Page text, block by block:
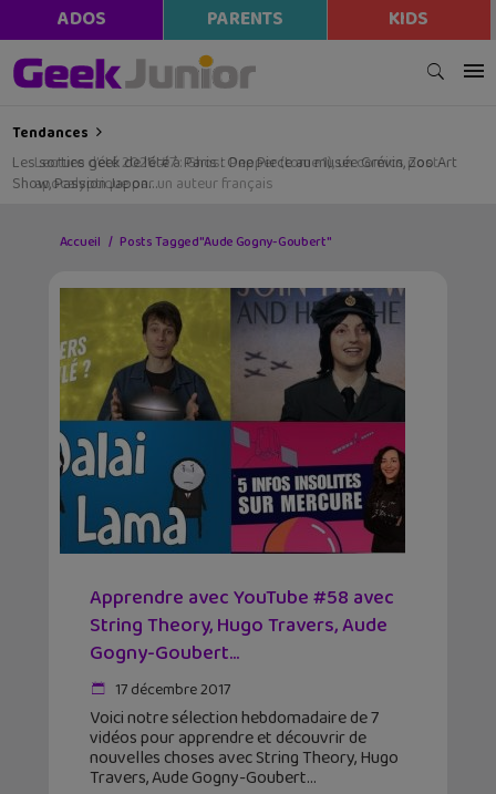
ADOS PARENTS KIDS
Tendances
Les sorties geek de l’été à Paris : One Piece au musée Grévin, Zoo Art
Show, Passion Japon…
Accueil Posts Tagged "Aude Gogny-Goubert"
Apprendre avec YouTube #58 avec
String Theory, Hugo Travers, Aude
Gogny-Goubert…
17 décembre 2017
Voici notre sélection hebdomadaire de 7
vidéos pour apprendre et découvrir de
nouvelles choses avec String Theory, Hugo
Travers, Aude Gogny-Goubert